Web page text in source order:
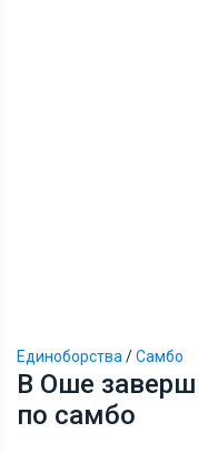
Единоборства /Самбо
В Оше
по самбо